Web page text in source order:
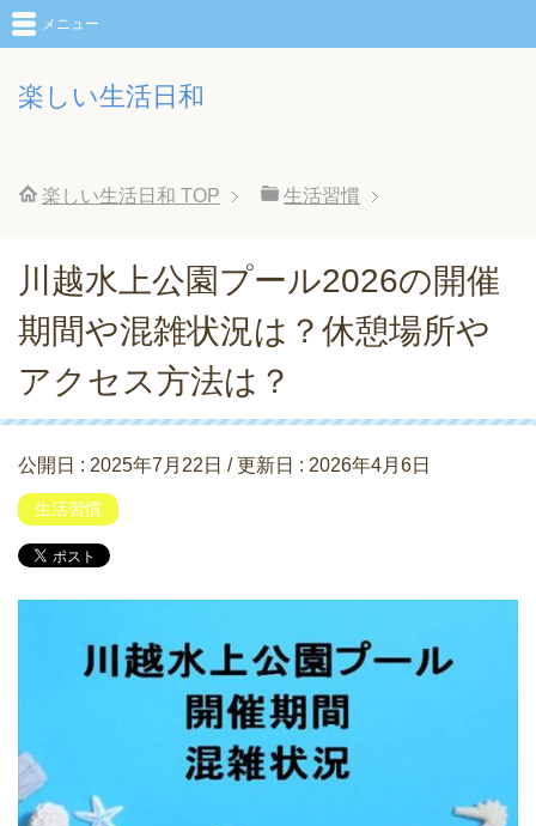
楽しい生活日和
メニュー
楽しい生活日和 TOP 生活習慣
川越水上公園プール2026の開催
期間や混雑状況は？休憩場所や
アクセス方法は？
公開日 : 2025年7月22日 / 更新日 : 2026年4月6日
生活習慣